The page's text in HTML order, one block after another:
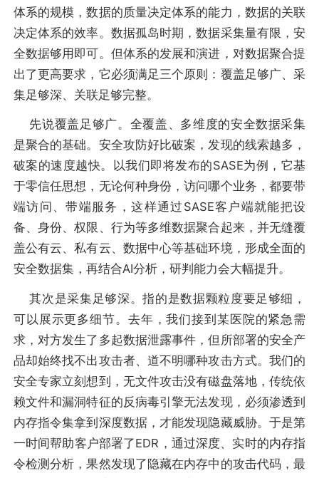
体系的规模，数据的质量决定体系的能力，数据的关联
决定体系的效率。数据孤岛时期，数据采集量有限，安
全数据够用即可。但体系的发展和演进，对数据聚合提
出了更高要求，它必须满足三个原则：覆盖足够广、采
集足够深、关联足够完整。
先说覆盖足够广。全覆盖、多维度的安全数据采集
是聚合的基础。安全攻防好比破案，发现的线索越多，
破案的速度越快。以我们即将发布的SASE为例，它基
于零信任思想，无论何种身份，访问哪个业务，都要带
端访问、带端服务，这样通过SASE客户端就能把设
备、身份、权限、行为等多维数据聚合起来，并无缝覆
盖公有云、私有云、数据中心等基础环境，形成全面的
安全数据集，再结合AI分析，研判能力会大幅提升。
其次是采集足够深。指的是数据颗粒度要足够细，
可以展示更多细节。去年，我们接到某医院的紧急需
求，对方发生了多起数据泄露事件，但所部署的安全产
品却始终找不出攻击者、道不明哪种攻击方式。我们的
安全专家立刻想到，无文件攻击没有磁盘落地，传统依
赖文件和漏洞特征的反病毒引擎无法发现，必须渗透到
内存指令集拿到深度数据，才能发现隐藏威胁。于是第
一时间帮助客户部署了EDR，通过深度、实时的内存指
令检测分析，果然发现了隐藏在内存中的攻击代码，最